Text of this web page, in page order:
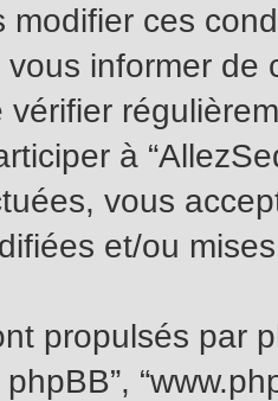
modifier ces
informer
vérifier
à
vous
et/ou
propulsés par
phpBB”,